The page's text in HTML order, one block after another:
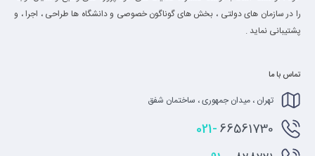
را در سازمان های دولتی ، بخش های گوناگون خصوصی و دانشگاه ها طراحی ، اجرا ، و
پشتیبانی نماید .
تماس با ما
تهران ، میدان جمهوری ، ساختمان شفق
021-66561730